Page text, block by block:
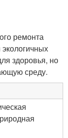
ремонта
здоровья, но
среду.